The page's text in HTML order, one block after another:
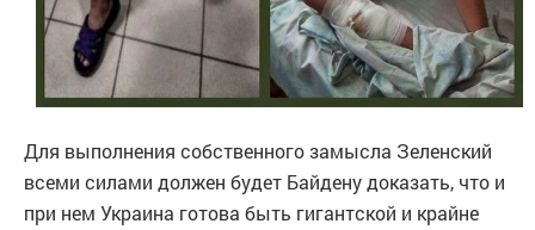
Для выполнения собственного замысла Зеленский
всеми силами должен будет Байдену доказать, что и
при нем Украина готова быть гигантской и крайне